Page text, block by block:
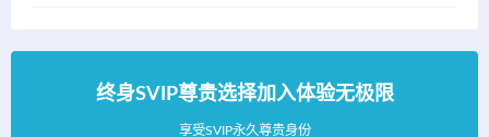
终身SVIP尊贵选择加入体验无极限
享受SVIP永久尊贵身份